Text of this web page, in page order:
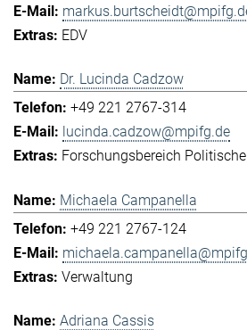
EDV
Dr. Lucinda Cadzow
+49 221 2767-314
lucinda.cadzow@mpifg.de
Forschungsbereich
Michaela Campanella
+49 221 2767-124
Verwaltung
Adriana Cassis